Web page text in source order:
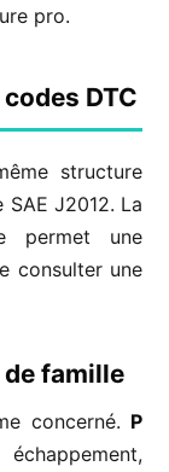
pro.
DTC
structure
J2012. La
permet une
consulter une
famille
concerné. P